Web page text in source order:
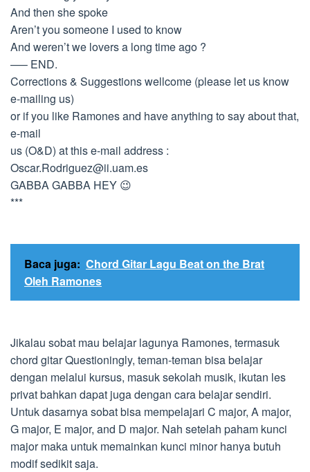
And then she spoke
Aren’t you someone I used to know
And weren’t we lovers a long time ago ?
—– END.
Corrections & Suggestions wellcome (please let us know
e-mailing us)
or if you like Ramones and have anything to say about that,
e-mail
us (O&D) at this e-mail address :
Oscar.Rodriguez@ii.uam.es
GABBA GABBA HEY 😉
***
Baca juga: Chord Gitar Lagu Beat on the Brat
Oleh Ramones
Jikalau sobat mau belajar lagunya Ramones, termasuk
chord gitar Questioningly, teman-teman bisa belajar
dengan melalui kursus, masuk sekolah musik, ikutan les
privat bahkan dapat juga dengan cara belajar sendiri.
Untuk dasarnya sobat bisa mempelajari C major, A major,
G major, E major, and D major. Nah setelah paham kunci
major maka untuk memainkan kunci minor hanya butuh
modif sedikit saja.